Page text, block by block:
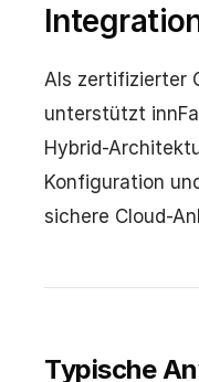
Als zertifizierter
unterstützt
Hybrid-
Konfiguration
sichere Cloud-
Typische